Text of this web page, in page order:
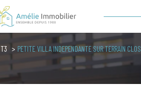
Estimer
Voir les1annonces
T3 PETITE VILLA INDEPENDANTE SUR TERRAIN CLOS